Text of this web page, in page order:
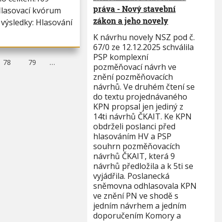
kvórum
Hlasování
P
78 P
79 …
práva - Nový stavební
zákon a jeho novely
K návrhu novely NSZ pod č.
67/0 ze 12.12.2025 schválila
PSP komplexní
pozměňovací návrh ve
znění pozměňovacích
návrhů. Ve druhém čtení se
do textu projednávaného
KPN propsal jen jediný z
14ti návrhů ČKAIT. Ke KPN
obdrželi poslanci před
hlasováním HV a PSP
souhrn pozměňovacích
návrhů ČKAIT, která 9
návrhů předložila a k 5ti se
vyjádřila. Poslanecká
sněmovna odhlasovala KPN
ve znění PN ve shodě s
jedním návrhem a jedním
doporučením Komory a